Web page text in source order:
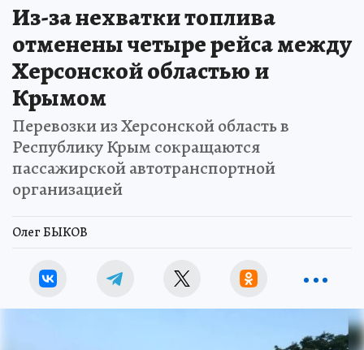
Из-за нехватки топлива
отменены четыре рейса между
Херсонской областью и
Крымом
Перевозки из Херсонской область в
Республику Крым сокращаются
пассажирской автотранспортной
организацией
Олег БЫКОВ